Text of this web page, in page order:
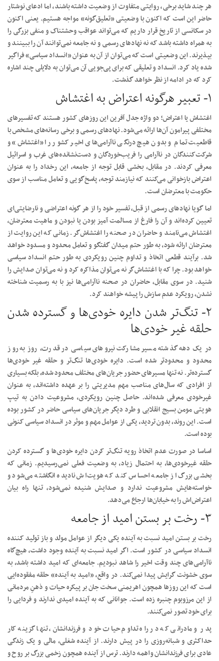
هر چند شاید برخی‌، روایتی متفاوت از وضعیت داشته باشند، اما ادعای نوشتار
حاضر این است که اکنون با وضعیتی «تعلیق‌گونه» مواجه هستیم. یعنی اکنون
در سکانسی از تاریخ قرار داریم که می‌تواند عواقب وحشتناک و منفی‌ بزرگی را
به همراه داشته باشد که نه نهاد‌های رسمی و نه جامعه نمی‌توانند آن را ببینند و
بپذیرند. این وضعیتی است که می‌توان از آن به عنوان «انسداد سیاسی» فراگیر
شده یاد کرد. انسداد و تعلیقی که برای پی‌جویی آن می‌توان به دلایلی چند اشاره
کرد که در ادامه از نظر خواهد گذشت.
۱- تعبیر هرگونه اعتراض به اغتشاش
اغتشاش یا اعتراض؛ دو واژه جدل آفرین این روز‌های کشور هستند که تفسیر‌های
مختلفی پیرامون آن‌ها ارائه می‌شود. نهاد‌های رسمی و برخی رسانه‌های مشخص با
قاطعیت تمام و بدون هیچ درنگی ناآرامی‌های اخیر کشور را «اغتشاش» و
شرکت‌کنندگان در ناآرامی را فریب‌خوردگان و دست‌نشانده‌های غرب و اسرائیل
معرفی کردند. در مقابل، بخشی قابل توجه از جامعه، این رخداد را به عنوان
اعتراض بازخوانی می‌کنند که نیازمند توجه، پاسخ‌گویی و تعامل مناسب از سوی
حکومت با معترضان است.
اما گویا نهاد‌های رسمی از قبل، تفسیر خود را از هر گونه اعتراضی و نارضایتی‌ای
تعیین کرده‌اند و آن را فارغ از مسالمت آمیز بودن یا نبودن و ماهیت معترضان،
اغتشاش می‌نامند و حاضران در صحنه را اغتشاش‌گر. زمانی که این روایت از
معترضان ارائه شود، به طور حتم میدان گفتگو و تعامل محدود و مسدود خواهد
شد. برآیند قطعی اتخاذ و تداوم چنین رویکردی به طور حتم انسداد سیاسی
خواهد بود. چرا که با اغتشاش‌گر نه می‌توان مذاکره کرد و نه می‌توان صدایش را
شنید. در سوی مقابل، حاضران در صحنه ناآرامی‌ها نیز با به رسمیت شناخته
نشدن، رویکرد عدم سازش را پیشه خواهند کرد.
۲- تنگ‌تر شدن دایره خودی‌ها و گسترده شدن
حلقه غیر خودی‌ها
در یک دهه گذشته مسیر مشارکت نیرو‌های سیاسی در قدرت، روز به روز
محدود و محدودتر شده است. دایره خودی‌ها تنگ‌تر و حلقه غیر خودی‌ها
گسترده‌تر. نه تنها مسیر‌های حضور جریان‌های مختلف محدود شده، بلکه بسیاری
از افرادی که سال‌های مناصب مهم مدیریتی را بر عهده داشته‌اند، به عنوان
غیرخودی معرفی شده‌اند. حاصل چنین رویکردی، مشروعیت دادن به تیپ
هویتی مومن بسیج انقلابی و طرد دیگر جریان‌های سیاسی حاضر در کشور بوده
است. این روند، بدون تردید، یکی از عوامل مهم و موثر در انسداد سیاسی کنونی
بوده است.
اساسا در صورت عدم اتخاذ رویه تنگ‌تر کردن دایره خودی‌ها و گسترده کردن
حلقه غیرخودی‌ها، به احتمال زیاد، به وضعیت فعلی نمی‌رسیدیم. زمانی که
بخشی بزرگ از جامعه احساس کند که هویت‌اش نادیده انگاشته می‌شود و
خواسته‌هایش مشروعیت ندارد و صدایش شنیده نمی‌شود، تنها راه بیان
اعتراض‌اش را به خیابان‌ها ارجاع می‌دهد.
۳- رخت بر بستن امید از جامعه
رخت بر بستن امید نسبت به آینده یکی دیگر از عوامل مولد و باز تولید کننده
انسداد سیاسی در کشور است. اگر امید نسبت به آینده وجود داشت، هیچ‌گاه
ناآرامی‌های چند وقت اخیر را شاهد نبودیم. جامعه‌ای که امید داشته باشد، به
سوی خشونت گرایش پیدا نمی‌کند. در واقع، «امید به آینده» حلقه مفقوده‌ایی
است که این روز‌ها همچون اهریمنی سخت جان بر پیکره حیات و ذهنِ مردمانی
از این مرزوبوم چنبره زده است. جوانانی که به آینده امیدی ندارند و فردایی را
برای خود تصور نمی‌کنند.
پدر و مادرانی که در راه تداوم حیات خود و فرزندانشان، تنها گزینه کار
حداکثری و شبانه‌روزی را در پیش دارند. از آینده شغلی، مالی و یک زندگی
عادی برای فرزندانشان واهمه دارند. ترس از آینده همچون زخمی بزرگ بر روح و